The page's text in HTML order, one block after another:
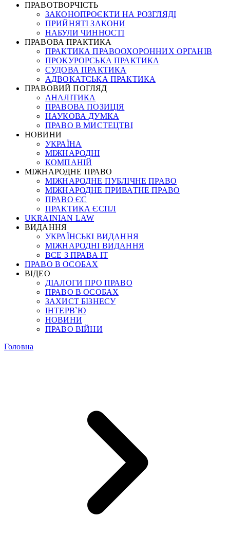
ПРАВОТВОРЧІСТЬ
ЗАКОНОПРОЄКТИ НА РОЗГЛЯДІ
ПРИЙНЯТІ ЗАКОНИ
НАБУЛИ ЧИННОСТІ
ПРАВОВА ПРАКТИКА
ПРАКТИКА ПРАВООХОРОННИХ ОРГАНІВ
ПРОКУРОРСЬКА ПРАКТИКА
СУДОВА ПРАКТИКА
АДВОКАТСЬКА ПРАКТИКА
ПРАВОВИЙ ПОГЛЯД
АНАЛІТИКА
ПРАВОВА ПОЗИЦІЯ
НАУКОВА ДУМКА
ПРАВО В МИСТЕЦТВІ
НОВИНИ
УКРАЇНА
МІЖНАРОДНІ
КОМПАНІЙ
МІЖНАРОДНЕ ПРАВО
МІЖНАРОДНЕ ПУБЛІЧНЕ ПРАВО
МІЖНАРОДНЕ ПРИВАТНЕ ПРАВО
ПРАВО ЄС
ПРАКТИКА ЄСПЛ
UKRAINIAN LAW
ВИДАННЯ
УКРАЇНСЬКІ ВИДАННЯ
МІЖНАРОДНІ ВИДАННЯ
ВСЕ З ПРАВА ІТ
ПРАВО В ОСОБАХ
ВІДЕО
ДІАЛОГИ ПРО ПРАВО
ПРАВО В ОСОБАХ
ЗАХИСТ БІЗНЕСУ
ІНТЕРВ`Ю
НОВИНИ
ПРАВО ВІЙНИ
Головна